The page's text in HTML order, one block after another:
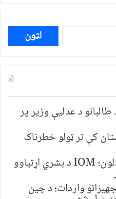
ددی
لپاره
لټون:
د عدلیې وزیر پر
کې تر ټولو خطرناک
افغانستان کې اقلیمي بدلون؛ IOM د بشري اړتیاوو
واردات؛ د چین